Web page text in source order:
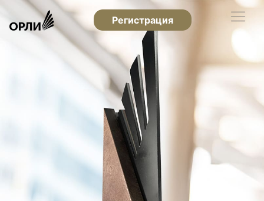
Регистрация